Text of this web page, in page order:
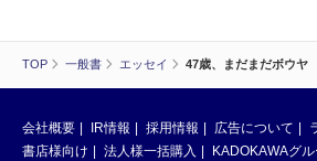
TOP 一般書 エッセイ 47歳、まだまだボウヤ
会社概要 IR情報 採用情報 広告について
書店様向け
法人様一括購入
KADOKAWAグ